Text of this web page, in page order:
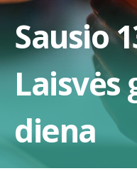
Sausio
Laisvės
diena